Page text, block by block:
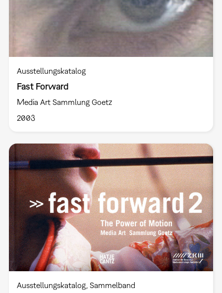
Ausstellungskatalog
Fast Forward
Media Art Sammlung Goetz
2003
Ausstellungskatalog Sammelband